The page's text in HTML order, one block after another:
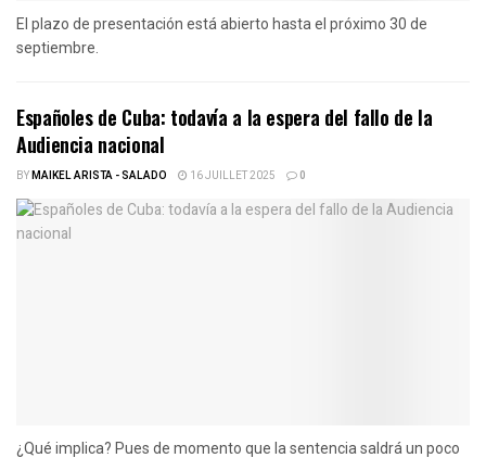
El plazo de presentación está abierto hasta el próximo 30 de
septiembre.
Españoles de Cuba: todavía a la espera del fallo de la
Audiencia nacional
BYMAIKEL ARISTA - SALADO 16 JUILLET 2025 0
¿Qué implica? Pues de momento que la sentencia saldrá un poco